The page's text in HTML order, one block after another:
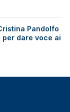
Pandolfo
per dare voce ai